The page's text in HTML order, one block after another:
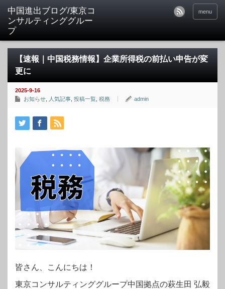
中国進出ブログ/東京コ
ンサルティンググルー
プ
menu
【速報｜中国税務情報】企業所得税の前払い申告が変
更に
2025-9-16
お知らせ
人気記事 投稿一覧 税務 admin
皆さん、こんにちは！
東京コンサルティンググループ中国拠点の萩生田 弘毅